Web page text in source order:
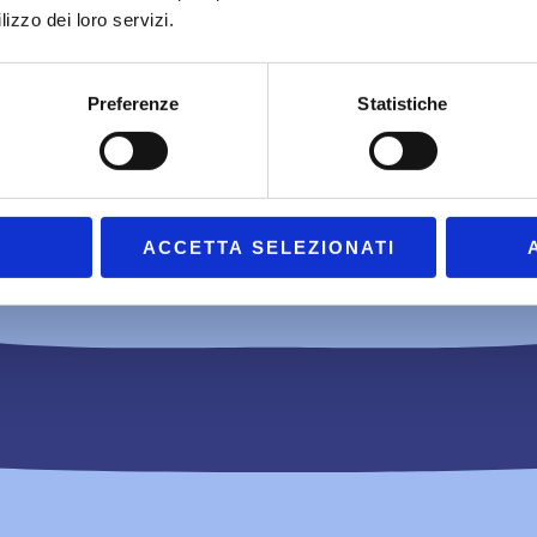
dei loro servizi.
Preferenze Statistiche
ACCETTA SELEZIONATI